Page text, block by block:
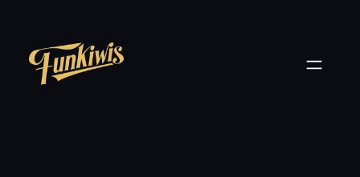
contenido